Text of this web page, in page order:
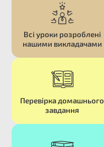
Всі уроки розроблені
нашими викладачами​
Перевірка домашнього
завдання​